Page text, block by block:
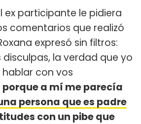
ex participante le pidiera
comentarios que realizó
expresó sin filtros:
la verdad que yo
con vos
porque a mí me parecía
persona que es padre
con un pibe que